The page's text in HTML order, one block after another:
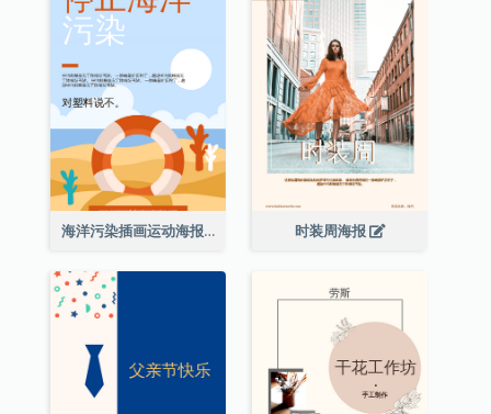
海洋污染插画运动海报 时装周海报